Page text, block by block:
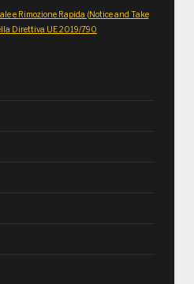
e Rimozione Rapida (Notice and Take
Direttiva UE 2019/790